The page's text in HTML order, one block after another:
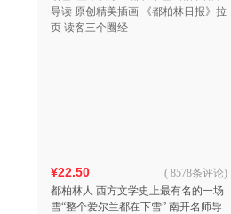
¥22.50
都柏林人 西方文学史上最有名的一场
雪“整个爱尔兰都在下雪” 南开名师导
( 8578条评论)